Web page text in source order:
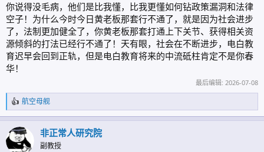
你说得没毛病，他们是比我懂，比我更懂如何钻政策漏洞和法律
空子！为什么今时今日黄老板那套行不通了，就是因为社会进步
了，法制更加健全了，你黄老板那套打通上下关节、获得相关资
源倾斜的打法已经行不通了！天有眼，社会在不断进步，电白教
育迟早会回到正轨，但是电白教育将来的中流砥柱肯定不是你春
华！
最后编辑: 2026-07-08
反
馈
:
航空母舰
非正常人研究院
副教授